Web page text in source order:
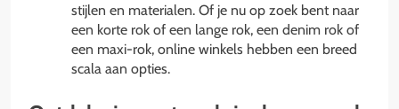
stijlen en materialen. Of je nu op zoek bent naar
een korte rok of een lange rok, een denim rok of
een maxi-rok, online winkels hebben een breed
scala aan opties.